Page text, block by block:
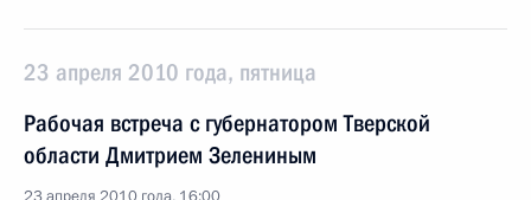
23 апреля 2010 года, пятница
Рабочая встреча с губернатором Тверской
области Дмитрием Зелениным